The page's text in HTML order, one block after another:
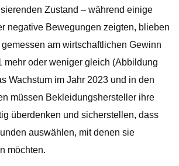
Zustand – während einige
negative Bewegungen zeigten, blieben
am wirtschaftlichen Gewinn
mehr oder weniger gleich (Abbildung
Wachstum im Jahr 2023 und in den
müssen Bekleidungshersteller ihre
überdenken und sicherstellen, dass
auswählen, mit denen sie
möchten.